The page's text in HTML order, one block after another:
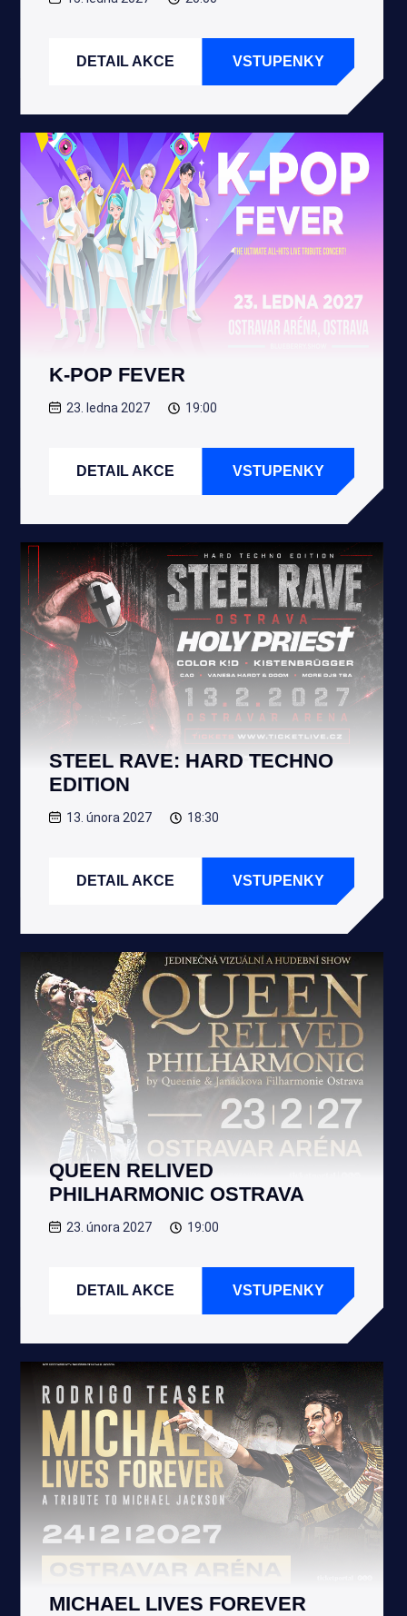
DETAIL AKCE VSTUPENKY
K-POP FEVER
23. ledna 2027 19:00
DETAIL AKCE VSTUPENKY
STEEL RAVE: HARD TECHNO
EDITION
13. února 2027 18:30
DETAIL AKCE VSTUPENKY
QUEEN RELIVED
PHILHARMONIC OSTRAVA
23. února 2027 19:00
DETAIL AKCE VSTUPENKY
MICHAEL LIVES FOREVER